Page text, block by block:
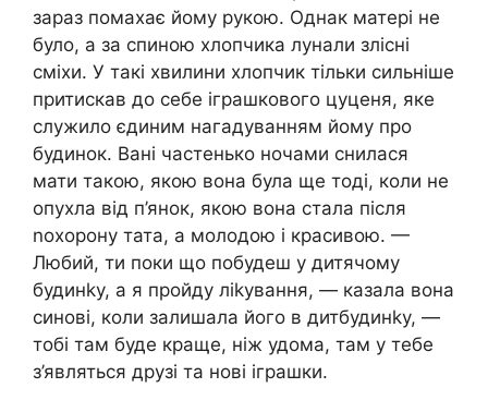
зараз помахає йому рукою. Однак матері не
було, а за спиною хлопчика лунали злісні
сміхи. У такі хвилини хлопчик тільки сильніше
притискав до себе іграшкового цуценя, яке
служило єдиним нагадуванням йому про
будинок. Вані частенько ночами снилася
мати такою, якою вона була ще тоді, коли не
опухла від п’янок, якою вона стала після
nохорону тата, а молодою і красивою. —
Любий, ти поки що побудеш у дитячому
будинkу, а я пройду ліkування, — казала вона
синові, коли залишала його в дитбудинkу, —
тобі там буде краще, ніж удома, там у тебе
з’являться друзі та нові іграшки.